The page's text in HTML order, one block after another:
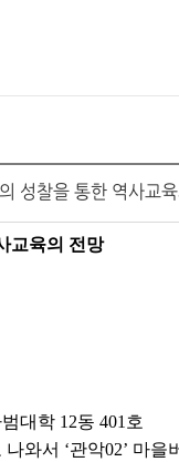
성찰을 통한 역사교
교육의 전망
대학 12동 401호
와서 ‘관악02’ 마을